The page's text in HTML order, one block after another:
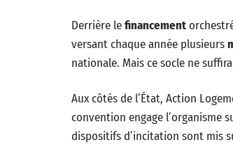
Derrière lefinancement
versant chaque année plusieurs
nationale. Mais ce socle ne
Aux côtés de l’État, Action
convention engage l’organisme
dispositifs d’incitation sont mis